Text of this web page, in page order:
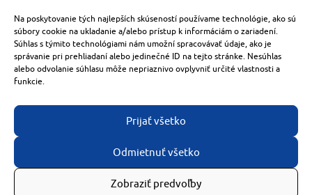
Na poskytovanie tých najlepších skúseností používame technológie, ako sú
súbory cookie na ukladanie a/alebo prístup k informáciám o zariadení.
Súhlas s týmito technológiami nám umožní spracovávať údaje, ako je
správanie pri prehliadaní alebo jedinečné ID na tejto stránke. Nesúhlas
alebo odvolanie súhlasu môže nepriaznivo ovplyvniť určité vlastnosti a
funkcie.
Prijať všetko
Odmietnuť všetko
Zobraziť predvoľby
+421 905 119 087
made with
bytomashalo.com